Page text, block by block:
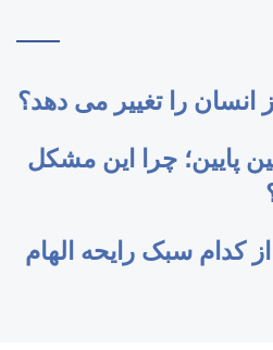
انسان را تغییر می‌ دهد؟
چرا این مشکل
کدام سبک رایحه الهام